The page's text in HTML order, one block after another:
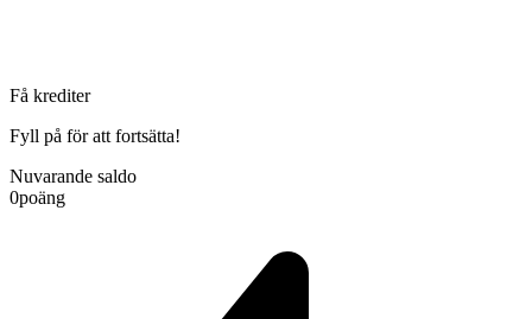
Få krediter
Fyll på för att fortsätta!
Nuvarande saldo
0poäng